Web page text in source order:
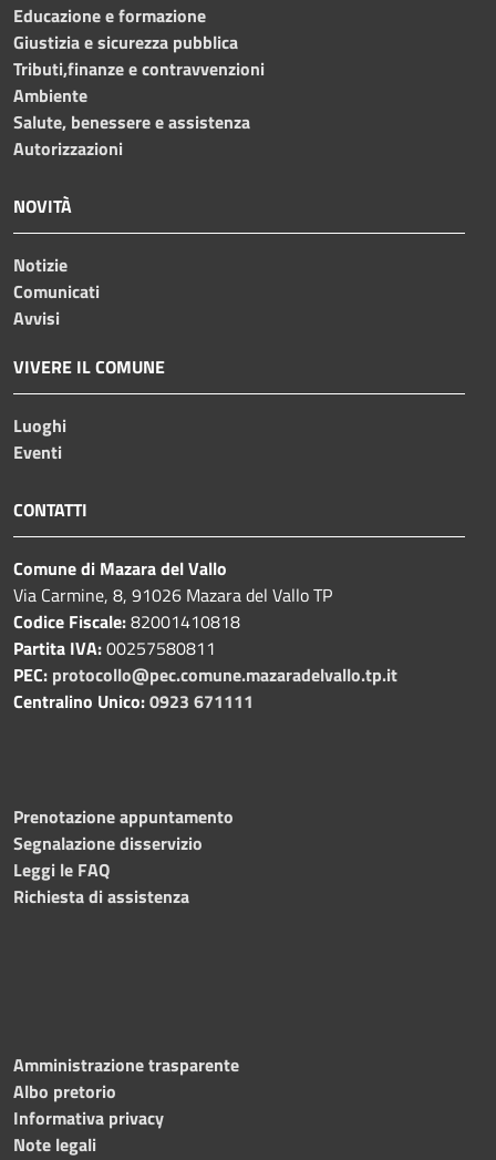
Educazione e formazione
Giustizia e sicurezza pubblica
Tributi,finanze e contravvenzioni
Ambiente
Salute, benessere e assistenza
Autorizzazioni
NOVITÀ
Notizie
Comunicati
Avvisi
VIVERE IL COMUNE
Luoghi
Eventi
CONTATTI
Comune di Mazara del Vallo
Via Carmine, 8, 91026 Mazara del Vallo TP
Codice Fiscale:82001410818
Partita IVA:00257580811
PEC: protocollo@pec.comune.mazaradelvallo.tp.it
Centralino Unico:0923 671111
Prenotazione appuntamento
Segnalazione disservizio
Leggi le FAQ
Richiesta di assistenza
Amministrazione trasparente
Albo pretorio
Informativa privacy
Note legali